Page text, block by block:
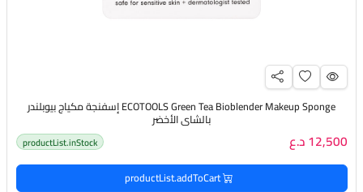
ECOTOOLS Green Tea Bioblender Makeup Sponge إسفنجة مكياج بيوبلندر
بالشاي الأخضر
12,500 د.ع productList.inStock
productList.addToCart